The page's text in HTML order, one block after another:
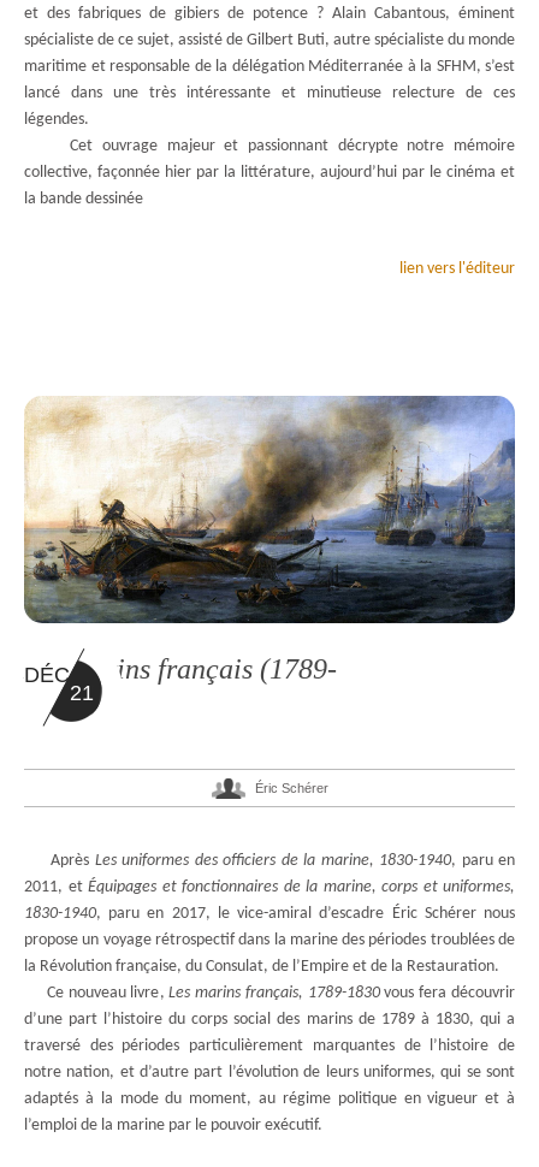
et des fabriques de gibiers de potence ? Alain Cabantous, éminent
spécialiste de ce sujet, assisté de Gilbert Buti, autre spécialiste du monde
maritime et responsable de la délégation Méditerranée à la SFHM, s’est
lancé dans une très intéressante et minutieuse relecture de ces
légendes.
Cet ouvrage majeur et passionnant décrypte notre mémoire
collective, façonnée hier par la littérature, aujourd’hui par le cinéma et
la bande dessinée
lien vers l'éditeur
Les marins français (1789-
1830)
DÉC
21
Éric Schérer
Après Les uniformes des officiers de la marine, 1830-1940, paru en
2011, et Équipages et fonctionnaires de la marine, corps et uniformes,
1830-1940, paru en 2017, le vice-amiral d’escadre Éric Schérer nous
propose un voyage rétrospectif dans la marine des périodes troublées de
la Révolution française, du Consulat, de l’Empire et de la Restauration.
Ce nouveau livre,Les marins français, 1789-1830vous fera découvrir
d’une part l’histoire du corps social des marins de 1789 à 1830, qui a
traversé des périodes particulièrement marquantes de l’histoire de
notre nation, et d’autre part l’évolution de leurs uniformes, qui se sont
adaptés à la mode du moment, au régime politique en vigueur et à
l’emploi de la marine par le pouvoir exécutif.